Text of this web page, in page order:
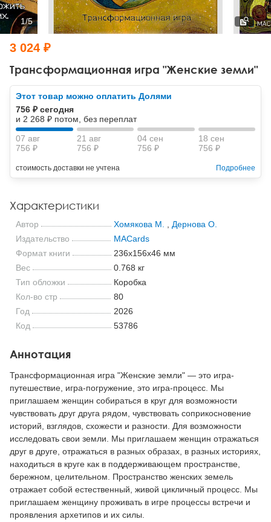
Тревожные расстройства, панические атаки
Психодрама
Другие направления психотерапии
Классический, эриксоновский гипноз и НЛП
НЛП
Психология труда и эргономика
Социальная психология
Социальная и организационная психология
Классический и юнгианский психоанализ
Трансформационная игра "Женские земли"
1/5
3 024 ₽
Этот товар можно оплатить Долями
756 ₽ сегодня
и 2 268 ₽ потом, без переплат
07 авг
756 ₽
21 авг
756 ₽
04 сен
756 ₽
18 сен
756 ₽
стоимость доставки не учтена Подробнее
Характеристики
Автор Хомякова М.
Дернова О.
Издательство
MACards
Формат книги
236x156x46 мм
Вес
0.768 кг
Тип обложки
Коробка
Кол-во стр
80
Год
2026
Код
53786
Аннотация
Трансформационная игра "Женские земли" — это игра-
путешествие, игра-погружение, это игра-процесс. Мы
приглашаем женщин собираться в круг для возможности
чувствовать друг друга рядом, чувствовать соприкосновение
историй, взглядов, схожести и разности. Для возможности
исследовать свои земли. Мы приглашаем женщин отражаться
друг в друге, отражаться в разных образах, в разных историях,
находиться в круге как в поддерживающем пространстве,
бережном, целительном. Пространство женских земель
отражает собой естественный, живой цикличный процесс. Мы
приглашаем женщину проживать в игре процессы встречи и
проявления архетипов и их силы.